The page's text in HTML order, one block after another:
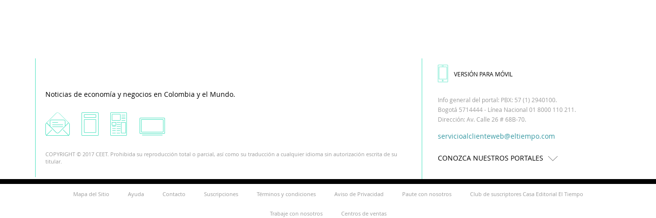
Noticias de economía y negocios en Colombia y el Mundo.
COPYRIGHT © 2017 CEET. Prohibida su reproducción total o parcial, así como su traducción a cualquier idioma sin autorización escrita de su
titular.
VERSIÓN PARA MÓVIL
Info general del portal: PBX: 57 (1) 2940100.
Bogotá 5714444 - Línea Nacional 01 8000 110 211.
Dirección: Av. Calle 26 # 68B-70.
servicioalclienteweb@eltiempo.com
CONOZCA NUESTROS PORTALES
Mapa del Sitio Ayuda Contacto Suscripciones Términos y condiciones Aviso de Privacidad Paute con nosotros Club de suscriptores Casa Editorial El Tiempo
Trabaje con nosotros Centros de ventas